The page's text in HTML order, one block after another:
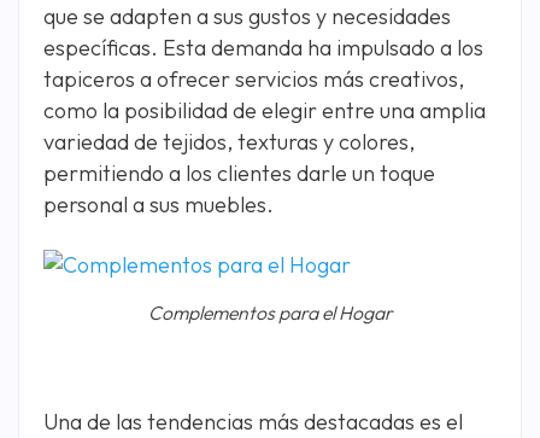
que se adapten a sus gustos y necesidades
específicas. Esta demanda ha impulsado a los
tapiceros a ofrecer servicios más creativos,
como la posibilidad de elegir entre una amplia
variedad de tejidos, texturas y colores,
permitiendo a los clientes darle un toque
personal a sus muebles.
Complementos para el Hogar
Una de las tendencias más destacadas es el